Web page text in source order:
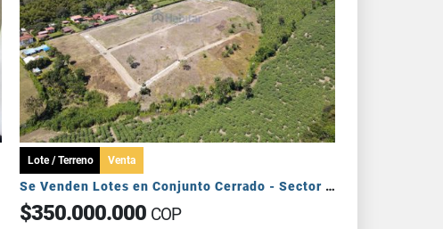
Lote / Terreno Venta
Se Venden Lotes en Conjunto Cerrado - Sector Pueblo Tapado
$350.000.000 COP